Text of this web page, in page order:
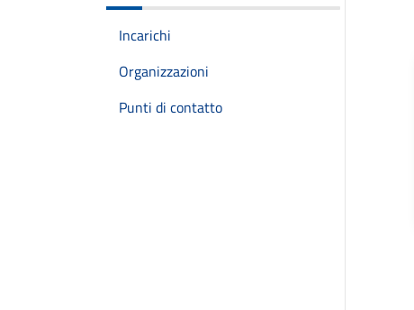
Incarichi
Organizzazioni
Punti di contatto